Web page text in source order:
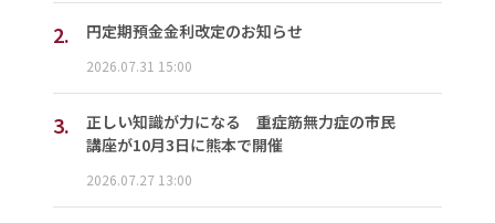
2. 円定期預金金利改定のお知らせ
2026.07.31 15:00
3.
正しい知識が力になる 重症筋無力症の市民
講座が10月3日に熊本で開催
2026.07.27 13:00